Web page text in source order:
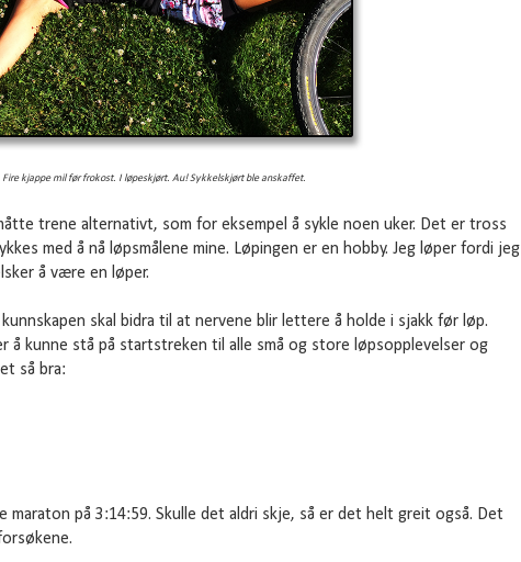
Fire kjappe mil før frokost. I løpeskjørt. Au! Sykkelskjørt ble anskaffet.
trene alternativt, som for eksempel å sykle noen uker. Det er tross
med å nå løpsmålene mine. Løpingen er en hobby. Jeg løper fordi jeg
å være en løper.
skal bidra til at nervene blir lettere å holde i sjakk før løp.
å kunne stå på startstreken til alle små og store løpsopplevelser og
så bra:
maraton på 3:14:59. Skulle det aldri skje, så er det helt greit også. Det